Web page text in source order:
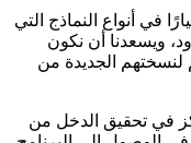
في أنواع النماذج التي
ويسعدنا أن نكون
لنسختهم الجديدة من
في تحقيق الدخل من